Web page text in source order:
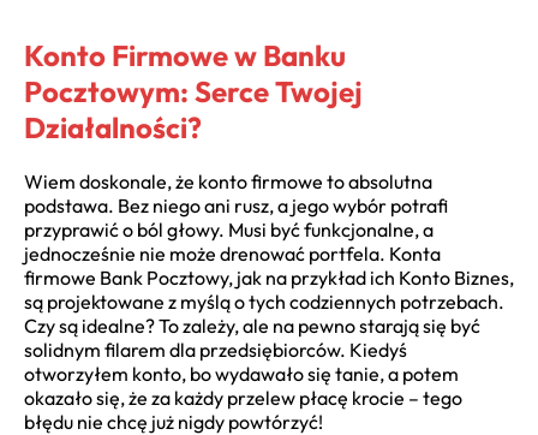
Konto Firmowe w Banku
Pocztowym: Serce Twojej
Działalności?
Wiem doskonale, że konto firmowe to absolutna
podstawa. Bez niego ani rusz, a jego wybór potrafi
przyprawić o ból głowy. Musi być funkcjonalne, a
jednocześnie nie może drenować portfela. Konta
firmowe Bank Pocztowy, jak na przykład ich Konto Biznes,
są projektowane z myślą o tych codziennych potrzebach.
Czy są idealne? To zależy, ale na pewno starają się być
solidnym filarem dla przedsiębiorców. Kiedyś
otworzyłem konto, bo wydawało się tanie, a potem
okazało się, że za każdy przelew płacę krocie – tego
błędu nie chcę już nigdy powtórzyć!